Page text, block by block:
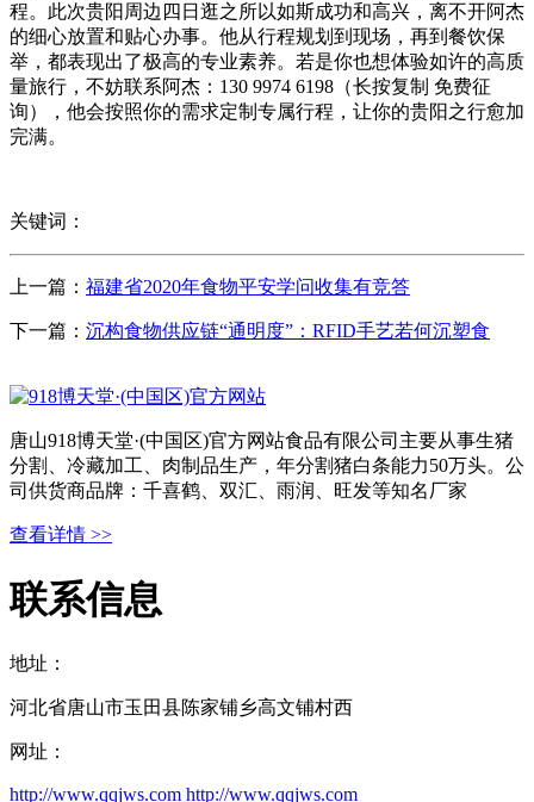
程。此次贵阳周边四日逛之所以如斯成功和高兴，离不开阿杰
的细心放置和贴心办事。他从行程规划到现场，再到餐饮保
举，都表现出了极高的专业素养。若是你也想体验如许的高质
量旅行，不妨联系阿杰：130 9974 6198（长按复制 免费征
询），他会按照你的需求定制专属行程，让你的贵阳之行愈加
完满。
关键词：
上一篇： 福建省2020年食物平安学问收集有竞答
下一篇： 沉构食物供应链“通明度”：RFID手艺若何沉塑食
唐山918博天堂·(中国区)官方网站食品有限公司主要从事生猪
分割、冷藏加工、肉制品生产，年分割猪白条能力50万头。公
司供货商品牌：千喜鹤、双汇、雨润、旺发等知名厂家
查看详情 >>
联系信息
地址：
河北省唐山市玉田县陈家铺乡高文铺村西
网址：
http://www.qqjws.com http://www.qqjws.com